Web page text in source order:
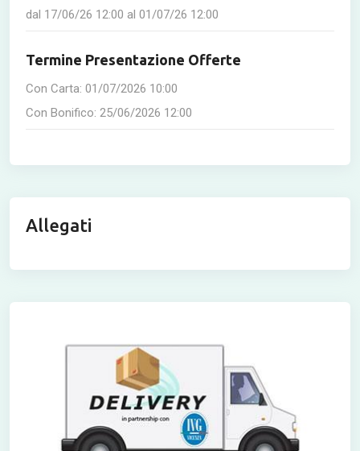
dal 17/06/26 12:00 al 01/07/26 12:00
Termine Presentazione Offerte
Con Carta: 01/07/2026 10:00
Con Bonifico: 25/06/2026 12:00
Allegati